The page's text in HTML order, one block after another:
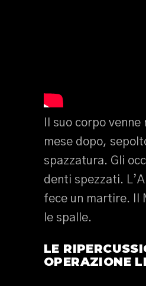
Il suo corpo
mese dopo,
spazzatura. Gli
denti spezzati.
fece un martire. Il
le spalle.
LE
OPERAZIONE